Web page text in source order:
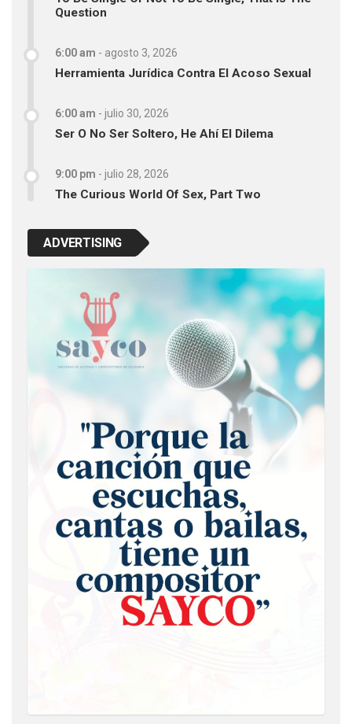
Question
6:00 am - agosto 3, 2026
Herramienta Jurídica Contra El Acoso Sexual
6:00 am - julio 30, 2026
Ser O No Ser Soltero, He Ahí El Dilema
9:00 pm - julio 28, 2026
The Curious World Of Sex, Part Two
ADVERTISING